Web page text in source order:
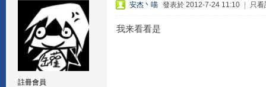
註冊會員
安杰丶喵 發表於 2012-7-24 11:10 只看
我来看看是